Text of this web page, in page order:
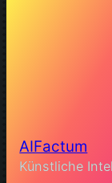
AIFactum
Künstliche